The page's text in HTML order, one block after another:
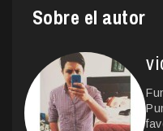
Sobre el autor